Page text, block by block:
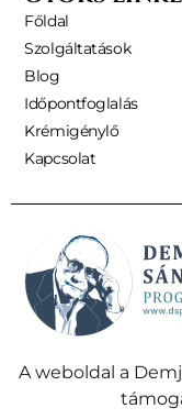
Főldal
Szolgáltatások
Blog
Időpontfoglalás
Krémigénylő
Kapcsolat
A weboldal a